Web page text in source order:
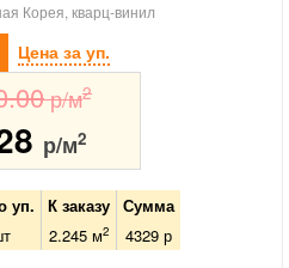
Корея, кварц-винил
Цена за уп.
р/м2
р/м2
уп. К заказу
Сумма
2.245м2 4329р